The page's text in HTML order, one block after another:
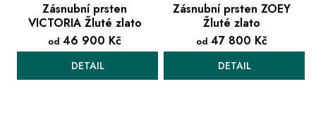
Zásnubní prsten
VICTORIA Žluté zlato
od 46 900 Kč
DETAIL
Zásnubní prsten ZOEY
Žluté zlato
od47 800 Kč
DETAIL